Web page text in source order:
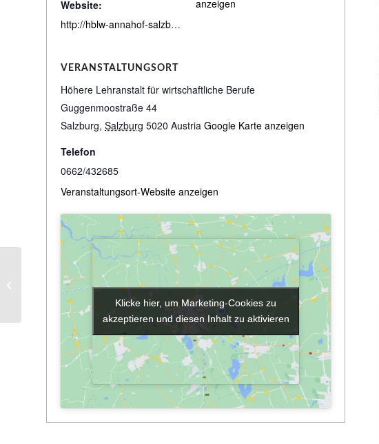
Website:
http://hblw-annahof-salzburg.bibbs.cc/search
anzeigen
VERANSTALTUNGSORT
Höhere Lehranstalt für wirtschaftliche Berufe
Guggenmoostraße 44
Salzburg, Salzburg 5020 Austria Google Karte anzeigen
Telefon
0662/432685
Veranstaltungsort-Website anzeigen
Klicke hier, um Marketing-Cookies zu
akzeptieren und diesen Inhalt zu aktivieren
Klicke hier, um Marketing-Cookies zu
akzeptieren und diesen Inhalt zu aktivieren
Bibliothek geöffnet